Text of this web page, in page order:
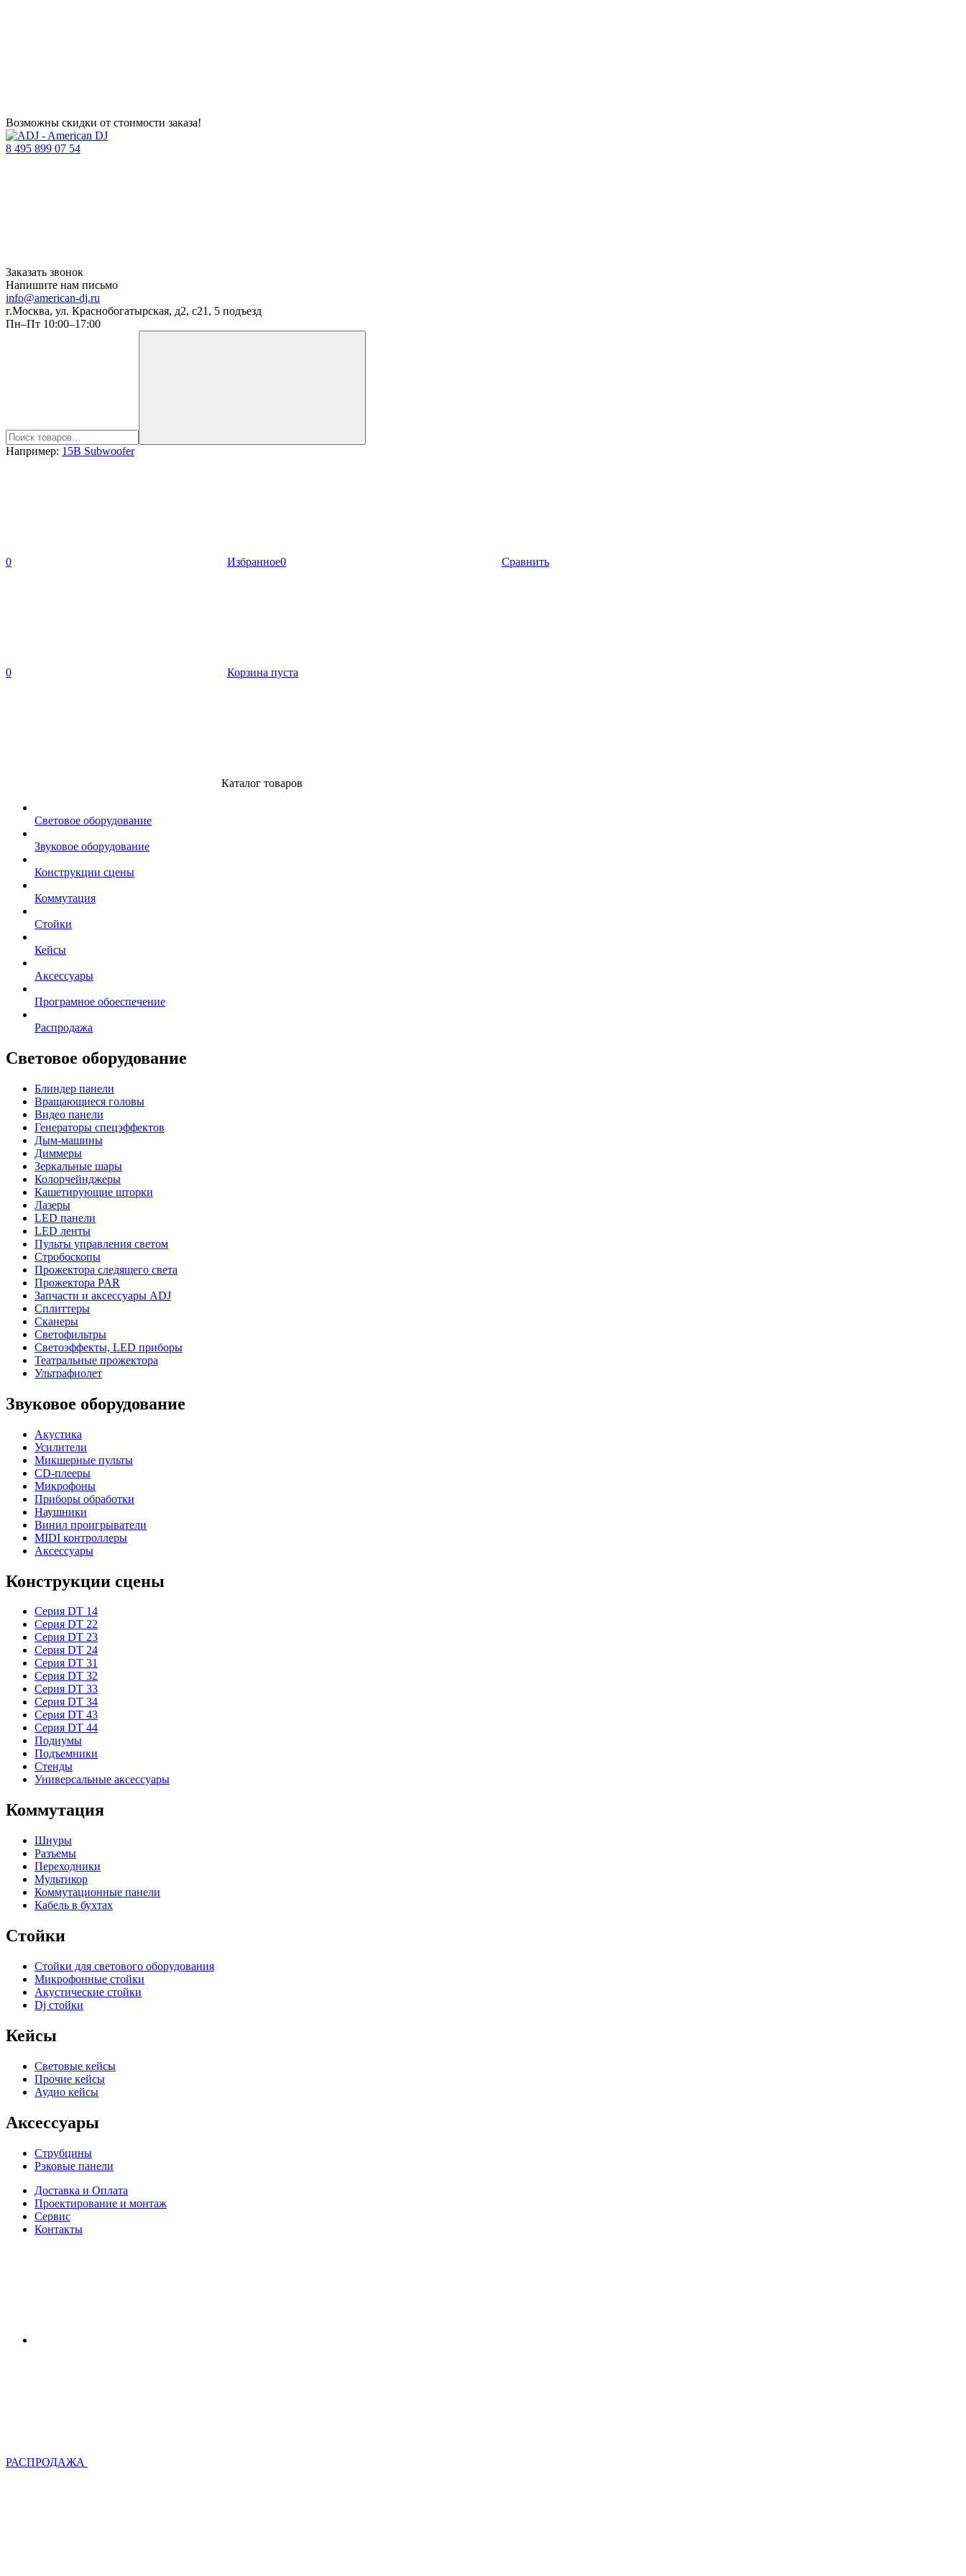
Возможны скидки от стоимости заказа!
8 495 899 07 54
Заказать звонок
Напишите нам письмо
info@american-dj.ru
г.Москва, ул. Краснобогатырская, д2, с21, 5 подъезд
Пн–Пт 10:00–17:00
Например: 15B Subwoofer
0 Избранное0 Сравнить
0 Корзина пуста
Каталог товаров
Световое оборудование
Звуковое оборудование
Конструкции сцены
Коммутация
Стойки
Кейсы
Аксессуары
Програмное обоеспечение
Распродажа
Световое оборудование
Блиндер панели
Вращающиеся головы
Видео панели
Генераторы спецэффектов
Дым-машины
Диммеры
Зеркальные шары
Колорчейнджеры
Кашетирующие шторки
Лазеры
LED панели
LED ленты
Пульты управления светом
Стробоскопы
Прожектора следящего света
Прожектора PAR
Запчасти и аксессуары ADJ
Сплиттеры
Сканеры
Светофильтры
Светоэффекты, LED приборы
Театральные прожектора
Ультрафиолет
Звуковое оборудование
Акустика
Усилители
Микшерные пульты
CD-плееры
Микрофоны
Приборы обработки
Наушники
Винил проигрыватели
MIDI контроллеры
Аксессуары
Конструкции сцены
Серия DT 14
Серия DT 22
Серия DT 23
Серия DT 24
Серия DT 31
Серия DT 32
Серия DT 33
Серия DT 34
Серия DT 43
Серия DT 44
Подиумы
Подъемники
Стенды
Универсальные аксессуары
Коммутация
Шнуры
Разъемы
Переходники
Мультикор
Коммутационные панели
Кабель в бухтах
Стойки
Стойки для светового оборудования
Микрофонные стойки
Акустические стойки
Dj стойки
Кейсы
Световые кейсы
Прочие кейсы
Аудио кейсы
Аксессуары
Струбцины
Рэковые панели
Доставка и Оплата
Проектирование и монтаж
Сервис
Контакты
РАСПРОДАЖА